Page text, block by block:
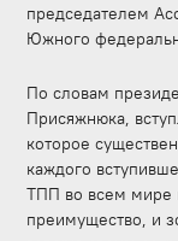
председателем
Южного
По словам
Присяжнюка,
которое
каждого
ТПП во всем мире
преимущество, и